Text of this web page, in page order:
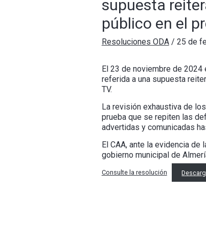
supuesta
público en el
Resoluciones ODA/ 25 de
El 23 de noviembre de
referida a una supuesta
TV.
La revisión exhaustiva de
prueba que se repiten las
advertidas y comunicadas
El CAA, ante la evidencia
gobierno municipal de
Consulte la resolución